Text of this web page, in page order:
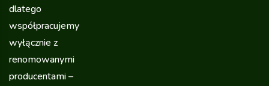
dlatego
współpracujemy
wyłącznie z
renomowanymi
producentami –